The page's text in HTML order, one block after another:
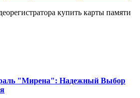
купить карты памяти
"Мирена": Надежный Выбор